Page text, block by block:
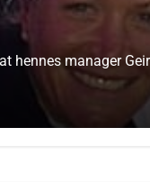
hennes manager